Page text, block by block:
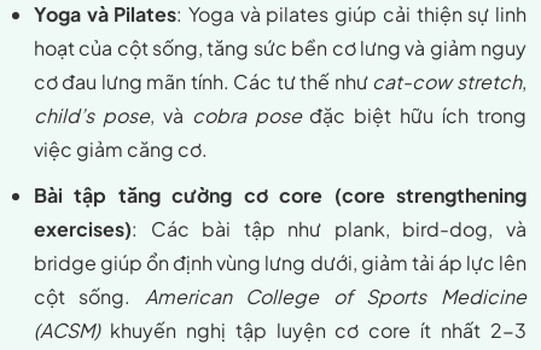
Yoga và Pilates: Yoga và pilates giúp cải thiện sự linh
hoạt của cột sống, tăng sức bền cơ lưng và giảm nguy
cơ đau lưng mãn tính. Các tư thế nhưcat-cow stretch,
child’s pose, và cobra poseđặc biệt hữu ích trong
việc giảm căng cơ.
Bài tập tăng cường cơ core (core strengthening
exercises): Các bài tập như plank, bird-dog, và
bridge giúp ổn định vùng lưng dưới, giảm tải áp lực lên
cột sống. American College of Sports Medicine
(ACSM)khuyến nghị tập luyện cơ core ít nhất 2-3